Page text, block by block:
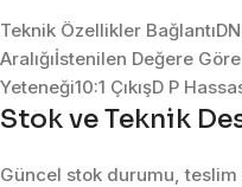
Teknik Özellikler
Aralığıİstenilen Değere
Yeteneği10:1 ÇıkışD P
Stok ve Teknik
Güncel stok durumu,